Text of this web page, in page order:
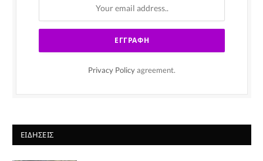
Privacy Policy agreement.
ΕΙΔΉΣΕΙΣ